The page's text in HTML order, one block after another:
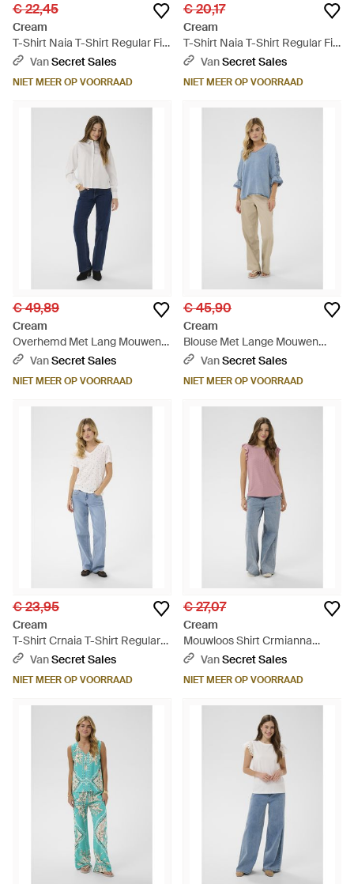
€ 22,45
Cream
T-Shirt Naia T-Shirt Regular Fit
- Blauw
VanSecret Sales
NIET MEER OP VOORRAAD
€ 20,17
Cream
T-Shirt Naia T-Shirt Regular Fit
- Blauw
VanSecret Sales
NIET MEER OP VOORRAAD
€ 49,89
Cream
Overhemd Met Lang Mouwen
Crsilje Overhemd Met Lang
VanSecret Sales
NIET MEER OP VOORRAAD
€ 45,90
Cream
Blouse Met Lange Mouwen
Crbella Blouse Met Lange
VanSecret Sales
NIET MEER OP VOORRAAD
€ 23,95
Cream
T-Shirt Crnaia T-Shirt Regular
Fit - Blauw
VanSecret Sales
NIET MEER OP VOORRAAD
€ 27,07
Cream
Mouwloos Shirt Crmianna
Mouwloos Shirt Regular Fit -
VanSecret Sales
NIET MEER OP VOORRAAD